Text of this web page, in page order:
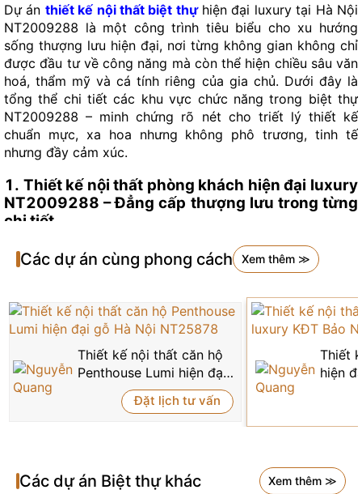
Dự án thiết kế nội thất biệt thựhiện đại luxury tại Hà Nội
NT2009288 là một công trình tiêu biểu cho xu hướng
sống thượng lưu hiện đại, nơi từng không gian không chỉ
được đầu tư về công năng mà còn thể hiện chiều sâu văn
hoá, thẩm mỹ và cá tính riêng của gia chủ. Dưới đây là
tổng thể chi tiết các khu vực chức năng trong biệt thự
NT2009288 – minh chứng rõ nét cho triết lý thiết kế
chuẩn mực, xa hoa nhưng không phô trương, tinh tế
nhưng đầy cảm xúc.
1. Thiết kế nội thất phòng khách hiện đại luxury
NT2009288 – Đẳng cấp thượng lưu trong từng
chi tiết
Phòng khách luôn được xem là “trái tim” của căn biệt thự
– nơi tiếp đón những vị khách quý và phản chiếu gu thẩm
không gian phòng khách gây ấn tượng mạnh bởi thiết kế
trần cao vượt chuẩn, mang đến cảm giác thoáng đãng,
chính giữa không gian là đèn chùm pha lê tầng tầng lớp
lớp, ánh sáng khúc xạ lung linh làm nổi bật mọi đường
nét nội thất xung quanh.
Các dự án cùng phong cách Xem thêm ≫
Thiết kế nội thất căn hộ
Penthouse Lumi hiện đại
gỗ Hà Nội NT25878
Đặt lịch tư vấn
Thiết
hiện
Các dự án Biệt thựkhác Xem thêm ≫